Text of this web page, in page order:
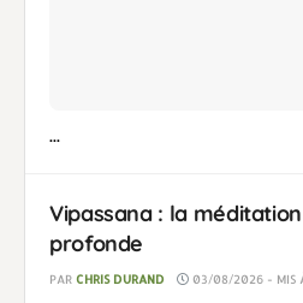
...
Vipassana : la
profonde
PAR CHRIS DURAND 03/08/2026 - MIS